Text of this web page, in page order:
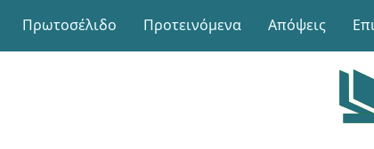
Πρωτοσέλιδο Προτεινόμενα Απόψεις